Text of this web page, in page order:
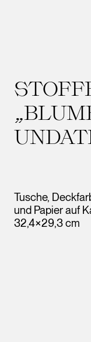
Tusche,
und Papier auf
32,4×29,3 cm